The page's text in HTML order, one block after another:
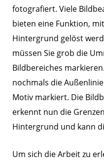
fotografiert. Viele
bieten eine Funktion,
Hintergrund gelöst
müssen Sie grob die
Bildbereiches
nochmals die
Motiv markiert. Die
erkennt nun die
Hintergrund und kann
Um sich die Arbeit zu